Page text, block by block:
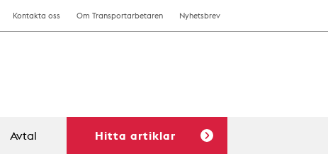
Kontakta oss Om Transportarbetaren Nyhetsbrev
Avtal Hitta artiklar